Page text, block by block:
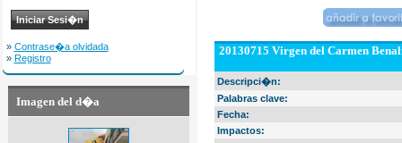
» Contrase�a olvidada
» Registro
Imagen del d�a
20130715 Virgen del Carmen
Descripci�n:
Palabras clave:
Fecha:
Impactos: